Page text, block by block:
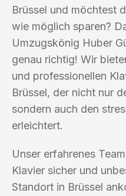
Brüssel und möchtest
wie möglich sparen?
Umzugskönig Huber
genau richtig! Wir
und professionellen
Brüssel, der nicht nur
sondern auch den
erleichtert.
Unser erfahrenes
Klavier sicher und
Standort in Brüssel